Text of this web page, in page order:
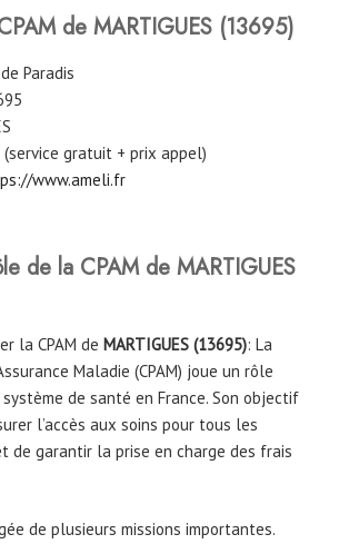
de MARTIGUES (13695)
Paradis
(service gratuit + prix appel)
www.ameli.fr
de la CPAM de MARTIGUES
la CPAM de MARTIGUES (13695): La
Maladie (CPAM) joue un rôle
de santé en France. Son objectif
l’accès aux soins pour tous les
de garantir la prise en charge des frais
de plusieurs missions importantes.